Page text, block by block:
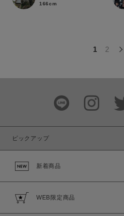
166cm
1 2
ピックアップ
新着商品
WEB限定商品